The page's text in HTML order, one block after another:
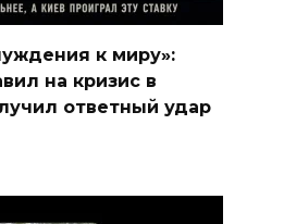
к миру»:
на кризис в
ответный удар